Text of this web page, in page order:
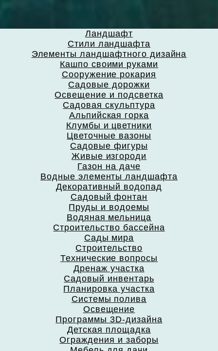
Ландшафт
Стили ландшафта
Элементы ландшафтного дизайна
Кашпо своими руками
Сооружение рокария
Садовые дорожки
Освещение и подсветка
Садовая скульптура
Альпийская горка
Клумбы и цветники
Цветочные вазоны
Садовые фигуры
Живые изгороди
Газон на даче
Водные элементы ландшафта
Декоративный водопад
Садовый фонтан
Пруды и водоемы
Водяная мельница
Строительство бассейна
Сады мира
Строительство
Технические вопросы
Дренаж участка
Садовый инвентарь
Планировка участка
Системы полива
Освещение
Программы 3D-дизайна
Детская площадка
Ограждения и заборы